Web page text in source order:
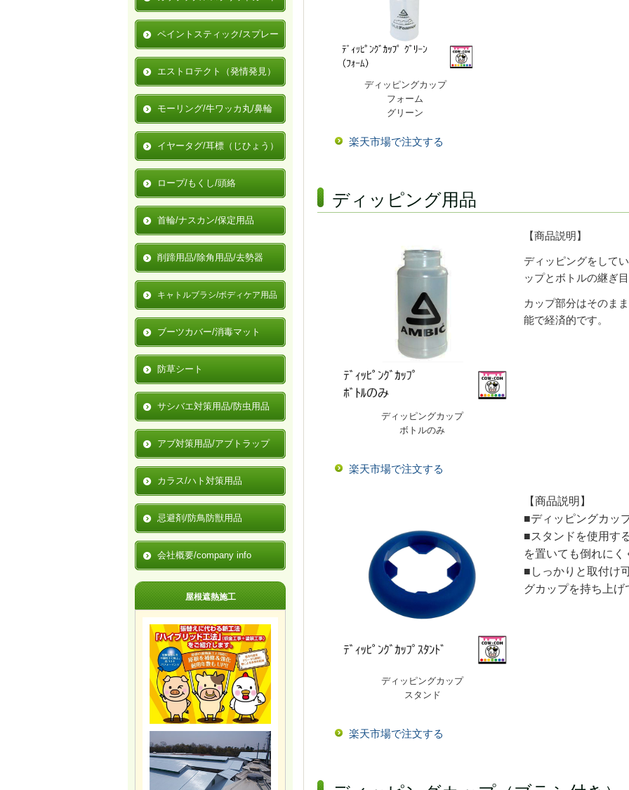
ディッピングカップ
フォーム
グリーン
楽天市場で注文する
ディッピング用品
ディッピングカップ
ボトルのみ
【商品説明】
ディッピングをして
ップとボトルの継ぎ
カップ部分はそのま
能で経済的です。
楽天市場で注文する
ディッピングカップ
スタンド
【商品説明】
■ディッピングカッ
■スタンドを使用す
を置いても倒れにく
■しっかりと取付け
グカップを持ち上
楽天市場で注文する
ペイントスティック/スプレー
エストロテクト（発情発見）
モーリング/牛ワッカ丸/鼻輪
イヤータグ/耳標（じひょう）
ロープ/もくし/頭絡
首輪/ナスカン/保定用品
削蹄用品/除角用品/去勢器
キャトルブラシ/ボディケア用品
ブーツカバー/消毒マット
防草シート
サシバエ対策用品/防虫用品
アブ対策用品/アブトラップ
カラス/ハト対策用品
忌避剤/防鳥防獣用品
会社概要/company info
屋根遮熱施工